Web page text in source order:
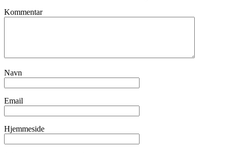
Kommentar
Navn
Email
Hjemmeside